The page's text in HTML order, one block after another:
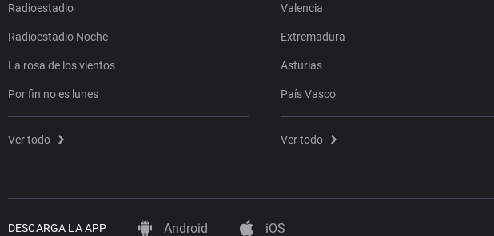
Radioestadio
Radioestadio Noche
La rosa de los vientos
Por fin no es lunes
Ver todo
Valencia
Extremadura
Asturias
País Vasco
Ver todo
DESCARGA LA APP Android iOS